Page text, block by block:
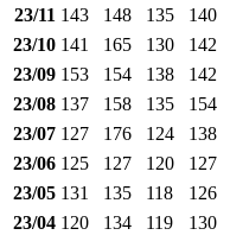
23/11 143 148 135 140
23/10 141 165 130 142
23/09 153 154 138 142
23/08 137 158 135 154
23/07 127 176 124 138
23/06 125 127 120 127
23/05 131 135 118 126
23/04 120 134 119 130